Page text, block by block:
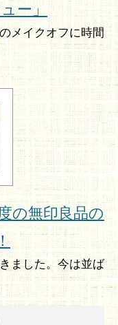
ー」
メイクオフに時間
の無印良品の
ました。今は並ば